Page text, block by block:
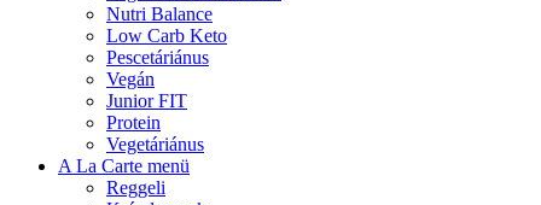
Nutri Balance
Low Carb Keto
Pescetáriánus
Vegán
Junior FIT
Protein
Vegetáriánus
A La Carte menü
Reggeli